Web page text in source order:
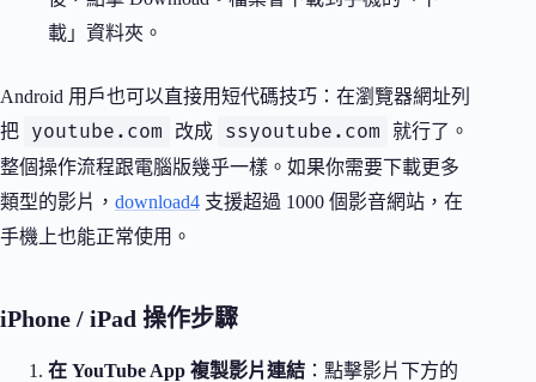
載」資料夾。
Android 用戶也可以直接用短代碼技巧：在瀏覽器網址列
把
youtube.com 改成 ssyoutube.com
就行了。
整個操作流程跟電腦版幾乎一樣。如果你需要下載更多
類型的影片， download4 支援超過 1000 個影音網站，在
手機上也能正常使用。
iPhone / iPad 操作步驟
在 YouTube App 複製影片連結 ：點擊影片下方的